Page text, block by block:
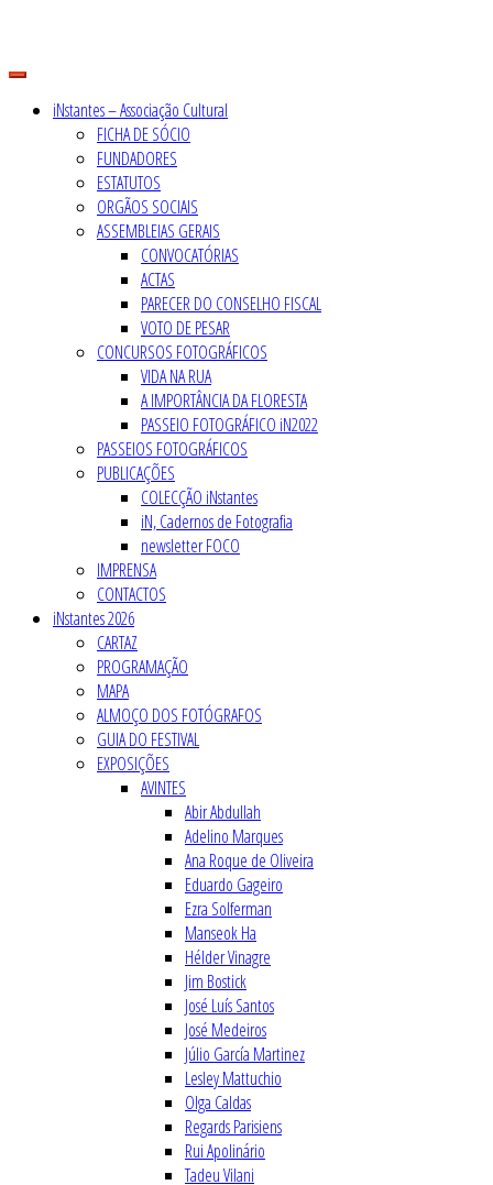
content
iNstantes – Associação Cultural
FICHA DE SÓCIO
FUNDADORES
ESTATUTOS
ORGÃOS SOCIAIS
ASSEMBLEIAS GERAIS
CONVOCATÓRIAS
ACTAS
PARECER DO CONSELHO FISCAL
VOTO DE PESAR
CONCURSOS FOTOGRÁFICOS
VIDA NA RUA
A IMPORTÂNCIA DA FLORESTA
PASSEIO FOTOGRÁFICO iN2022
PASSEIOS FOTOGRÁFICOS
PUBLICAÇÕES
COLECÇÃO iNstantes
iN, Cadernos de Fotografia
newsletter FOCO
IMPRENSA
CONTACTOS
iNstantes 2026
CARTAZ
PROGRAMAÇÃO
MAPA
ALMOÇO DOS FOTÓGRAFOS
GUIA DO FESTIVAL
EXPOSIÇÕES
AVINTES
Abir Abdullah
Adelino Marques
Ana Roque de Oliveira
Eduardo Gageiro
Ezra Solferman
Manseok Ha
Hélder Vinagre
Jim Bostick
José Luís Santos
José Medeiros
Júlio García Martinez
Lesley Mattuchio
Olga Caldas
Regards Parisiens
Rui Apolinário
Tadeu Vilani